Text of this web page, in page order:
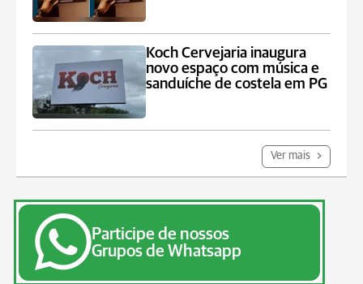
Koch Cervejaria inaugura
novo espaço com música e
sanduíche de costela em PG
Ver mais
Participe de nossos
Grupos de Whatsapp